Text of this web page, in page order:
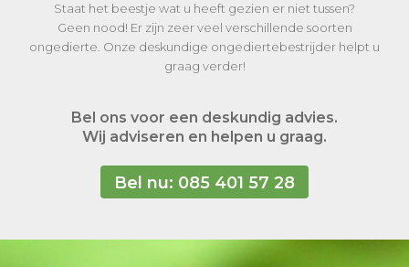
Staat het beestje wat u heeft gezien er niet tussen?
Geen nood! Er zijn zeer veel verschillende soorten
ongedierte. Onze deskundige ongediertebestrijder helpt u
graag verder!
Bel ons voor een deskundig advies.
Wij adviseren en helpen u graag.
Bel nu: 085 401 57 28